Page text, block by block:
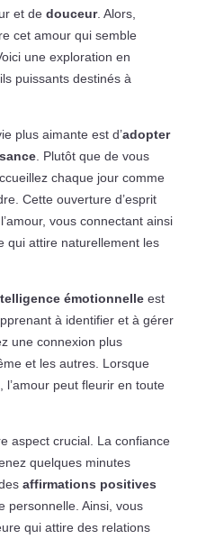
et de douceur. Alors,
cet amour qui semble
une exploration en
puissants destinés à
plus aimante est d’adopter
. Plutôt que de vous
chaque jour comme
Cette ouverture d’esprit
vous connectant ainsi
qui attire naturellement les
émotionnelleest
à identifier et à gérer
une connexion plus
et les autres. Lorsque
peut fleurir en toute
aspect crucial. La confiance
quelques minutes
affirmations positives
personnelle. Ainsi, vous
qui attire des relations